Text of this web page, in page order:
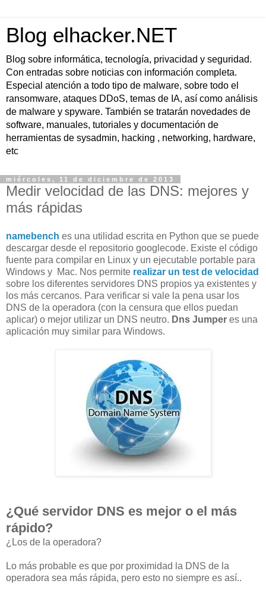
Blog elhacker.NET
Blog sobre informática, tecnología, privacidad y seguridad.
Con entradas sobre noticias con información completa.
Especial atención a todo tipo de malware, sobre todo el
ransomware, ataques DDoS, temas de IA, así como análisis
de malware y spyware. También se tratarán novedades de
software, manuales, tutoriales y documentación de
herramientas de sysadmin, hacking , networking, hardware,
etc
miércoles, 11 de diciembre de 2013
Medir velocidad de las DNS: mejores y
más rápidas
namebench es una utilidad escrita en Python que se puede
descargar desde el repositorio googlecode. Existe el código
fuente para compilar en Linux y un ejecutable portable para
Windows y Mac. Nos permite realizar un test de velocidad
sobre los diferentes servidores DNS propios ya existentes y
los más cercanos. Para verificar si vale la pena usar los
DNS de la operadora (con la censura que ellos puedan
aplicar) o mejor utilizar un DNS neutro. Dns Jumper es una
aplicación muy similar para Windows.
¿Qué servidor DNS es mejor o el más
rápido?
¿Los de la operadora?
Lo más probable es que por proximidad la DNS de la
operadora sea más rápida, pero esto no siempre es así..